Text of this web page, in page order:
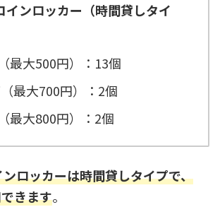
インロッカー（時間貸しタイ
最大500円）：13個
最大700円）：2個
最大800円）：2個
ロッカーは時間貸しタイプで、
きます。